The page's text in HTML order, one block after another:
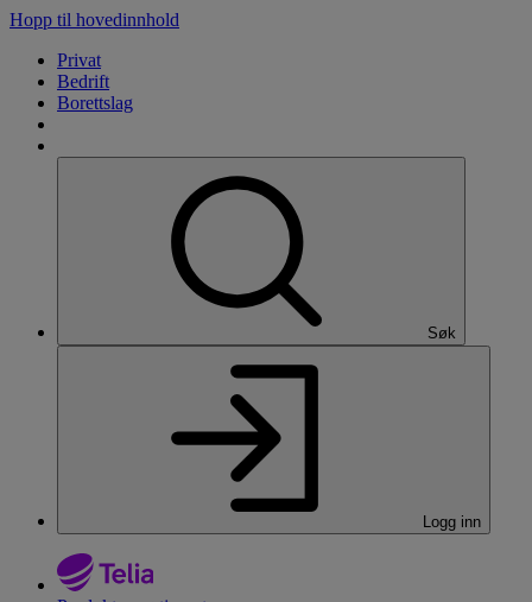
Hopp til hovedinnhold
Privat
Bedrift
Borettslag
Søk
Logg inn